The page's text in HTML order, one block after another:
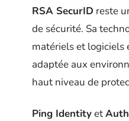
RSA SecurID reste
de sécurité. Sa
matériels et
adaptée aux
haut niveau de
Ping Identityet